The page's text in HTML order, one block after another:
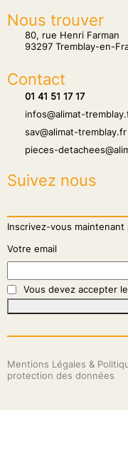
Nous trouver
80, rue Henri Farman
93297 Tremblay-en-
Contact
01 41 51 17 17
infos@alimat-
sav@alimat-tremblay.fr
pieces-
Suivez nous
Inscrivez-vous
Votre email
Vous devez accepter
Mentions Légales &
protection des données